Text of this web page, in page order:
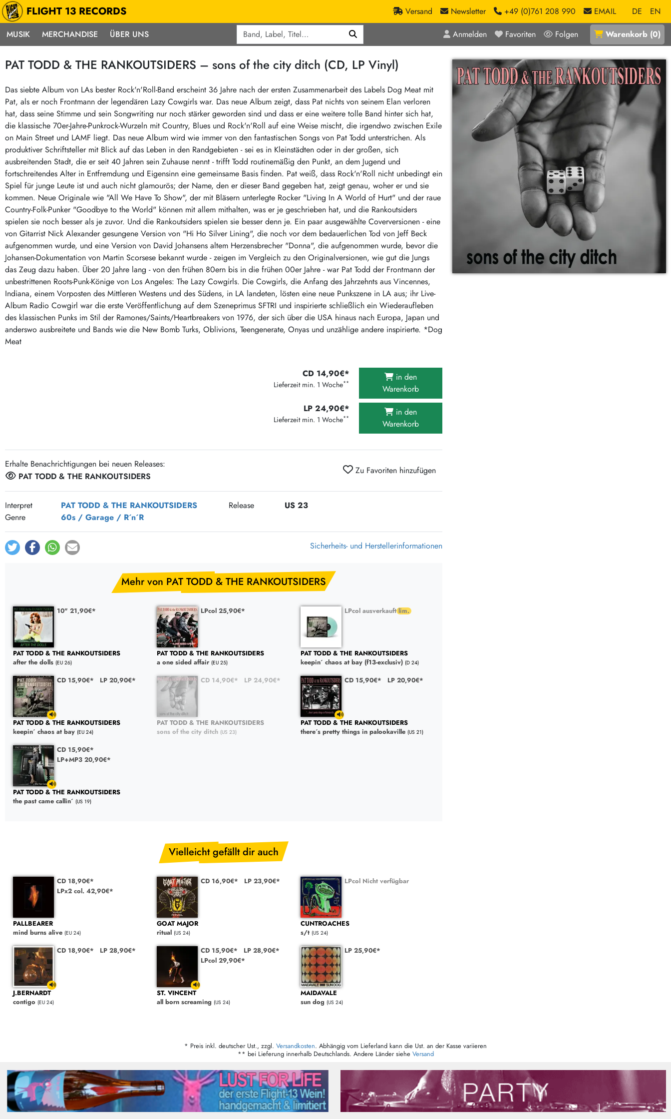
FLIGHT 13 RECORDS Versand Newsletter +49 (0)761 208 990 EMAIL DE
EN
MUSIK
Musik
Alle Neuheiten
Pre-Order
Highlights
Exklusiv & Limitiert
Neu auf Lager
Sonderangebote
Midprice
Mehr…
deutschsprachig
Soundtracks
LP Hüllen, Zubehör
Bücher, Fanzines etc.
Punk / HC
Hardcore
Emo
Postpunk / New Wave
Punkrock
60s / Garage
Beat / Surf
60s / Garage / R´n´R
Gitarre
Indierock / Psychedelic
Vintage-Rock / Metal
Post-Rock / Folk
Rock / Pop
Neoklassik
Abstract / Ambient
Electronic Goods
Reggae/Ska
Soul / Exotica / Jazz
Ska
Hiphop
Reggae / Dub
Aktionen
Staatsakt-Aktion
Crazysane Günstiger
Fuzzorama günstiger
Tapete Records günstiger
Sunny Sunny Bastards Summer 26
Warner Rockerwochen
Universal Vinyl Günstig
International Anthem Sommer 2026
BMG Aktion
Music on Vinyl-Aktion
375 Aktion Vinyl Q3 2026
Clouds Hill & Broken Silence-Sommer-Aktion
RSD 2026
FLIGHT 13 REC. SALE
Epitaph Vinyl Günstiger
Unter Schafen-Vinyl günstig
MERCHANDISE ÜBER UNS Anmelden Favoriten Folgen Warenkorb (0)
PAT TODD & THE RANKOUTSIDERS – sons of the city ditch (CD, LP Vinyl)
Das siebte Album von LAs bester Rock'n'Roll-Band erscheint 36 Jahre nach der ersten Zusammenarbeit des Labels Dog Meat mit
Pat, als er noch Frontmann der legendären Lazy Cowgirls war. Das neue Album zeigt, dass Pat nichts von seinem Elan verloren
hat, dass seine Stimme und sein Songwriting nur noch stärker geworden sind und dass er eine weitere tolle Band hinter sich hat,
die klassische 70er-Jahre-Punkrock-Wurzeln mit Country, Blues und Rock'n'Roll auf eine Weise mischt, die irgendwo zwischen Exile
on Main Street und LAMF liegt. Das neue Album wird wie immer von den fantastischen Songs von Pat Todd unterstrichen. Als
produktiver Schriftsteller mit Blick auf das Leben in den Randgebieten - sei es in Kleinstädten oder in der großen, sich
ausbreitenden Stadt, die er seit 40 Jahren sein Zuhause nennt - trifft Todd routinemäßig den Punkt, an dem Jugend und
fortschreitendes Alter in Entfremdung und Eigensinn eine gemeinsame Basis finden. Pat weiß, dass Rock'n'Roll nicht unbedingt ein
Spiel für junge Leute ist und auch nicht glamourös; der Name, den er dieser Band gegeben hat, zeigt genau, woher er und sie
kommen. Neue Originale wie "All We Have To Show", der mit Bläsern unterlegte Rocker "Living In A World of Hurt" und der raue
Country-Folk-Punker "Goodbye to the World" können mit allem mithalten, was er je geschrieben hat, und die Rankoutsiders
spielen sie noch besser als je zuvor. Und die Rankoutsiders spielen sie besser denn je. Ein paar ausgewählte Coverversionen - eine
von Gitarrist Nick Alexander gesungene Version von "Hi Ho Silver Lining", die noch vor dem bedauerlichen Tod von Jeff Beck
aufgenommen wurde, und eine Version von David Johansens altem Herzensbrecher "Donna", die aufgenommen wurde, bevor die
Johansen-Dokumentation von Martin Scorsese bekannt wurde - zeigen im Vergleich zu den Originalversionen, wie gut die Jungs
das Zeug dazu haben. Über 20 Jahre lang - von den frühen 80ern bis in die frühen 00er Jahre - war Pat Todd der Frontmann der
unbestrittenen Roots-Punk-Könige von Los Angeles: The Lazy Cowgirls. Die Cowgirls, die Anfang des Jahrzehnts aus Vincennes,
Indiana, einem Vorposten des Mittleren Westens und des Südens, in LA landeten, lösten eine neue Punkszene in LA aus; ihr Live-
Album Radio Cowgirl war die erste Veröffentlichung auf dem Szeneprimus SFTRI und inspirierte schließlich ein Wiederaufleben
des klassischen Punks im Stil der Ramones/Saints/Heartbreakers von 1976, der sich über die USA hinaus nach Europa, Japan und
anderswo ausbreitete und Bands wie die New Bomb Turks, Oblivions, Teengenerate, Onyas und unzählige andere inspirierte. *Dog
Meat
CD 14,90€*
Lieferzeit min. 1 Woche**
in den
Warenkorb
LP 24,90€*
Lieferzeit min. 1 Woche**
in den
Warenkorb
Erhalte Benachrichtigungen bei neuen Releases:
PAT TODD & THE RANKOUTSIDERS
Zu Favoriten hinzufügen
Interpret PAT TODD & THE RANKOUTSIDERS Release
US 23
Genre
60s / Garage / R´n´R
Sicherheits- und Herstellerinformationen
Mehr von PAT TODD & THE RANKOUTSIDERS
10" 21,90€*
PAT TODD & THE RANKOUTSIDERS
after the dolls (EU 26)
LPcol 25,90€*
PAT TODD & THE RANKOUTSIDERS
a one sided affair (EU 25)
LPcol ausverkauft
PAT TODD & THE RANKOUTSIDERS
keepin´ chaos at bay (f13-exclusiv) (D 24)
CD 15,90€* LP 20,90€*
PAT TODD & THE RANKOUTSIDERS
keepin´ chaos at bay (EU 24)
CD 14,90€* LP 24,90€*
PAT TODD & THE RANKOUTSIDERS
sons of the city ditch (US 23)
CD 15,90€* LP 20,90€*
PAT TODD & THE RANKOUTSIDERS
there´s pretty things in palookaville (US 21)
CD 15,90€*
LP+MP3 20,90€*
PAT TODD & THE RANKOUTSIDERS
the past came callin´ (US 19)
Vielleicht gefällt dir auch
CD 18,90€*
LPx2 col. 42,90€*
PALLBEARER
mind burns alive (EU 24)
CD 16,90€* LP 23,90€*
GOAT MAJOR
ritual (US 24)
LPcol Nicht verfügbar
CUNTROACHES
s/t (US 24)
CD 18,90€* LP 28,90€*
J.BERNARDT
contigo (EU 24)
CD 15,90€*
LP 28,90€*
LPcol 29,90€*
ST. VINCENT
all born screaming (US 24)
LP 25,90€*
MAIDAVALE
sun dog (US 24)
* Preis inkl. deutscher Ust., zzgl. Versandkosten. Abhängig vom Lieferland kann die Ust. an der Kasse variieren
** bei Lieferung innerhalb Deutschlands. Andere Länder siehe Versand